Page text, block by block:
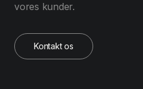
vores kunder.
Kontakt os